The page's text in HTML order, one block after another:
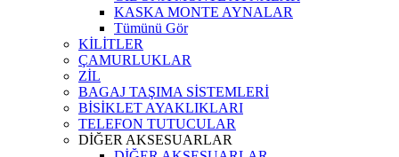
KASKA MONTE AYNALAR
Tümünü Gör
KİLİTLER
ÇAMURLUKLAR
ZİL
BAGAJ TAŞIMA SİSTEMLERİ
BİSİKLET AYAKLIKLARI
TELEFON TUTUCULAR
DİĞER AKSESUARLAR